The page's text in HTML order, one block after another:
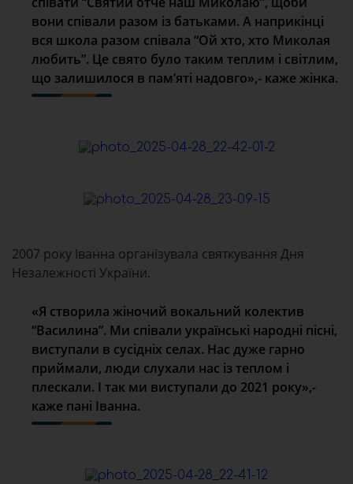
вони співали разом із батьками. А наприкінці
вся школа разом співала “Ой хто, хто Миколая
любить”. Це свято було таким теплим і світлим,
що залишилося в пам’яті надовго»,- каже жінка.
2007 року Іванна організувала святкування Дня
Незалежності України.
«Я створила жіночий вокальний колектив
“Василина”. Ми співали українські народні пісні,
виступали в сусідніх селах. Нас дуже гарно
приймали, люди слухали нас із теплом і
плескали. І так ми виступали до 2021 року»,-
каже пані Іванна.